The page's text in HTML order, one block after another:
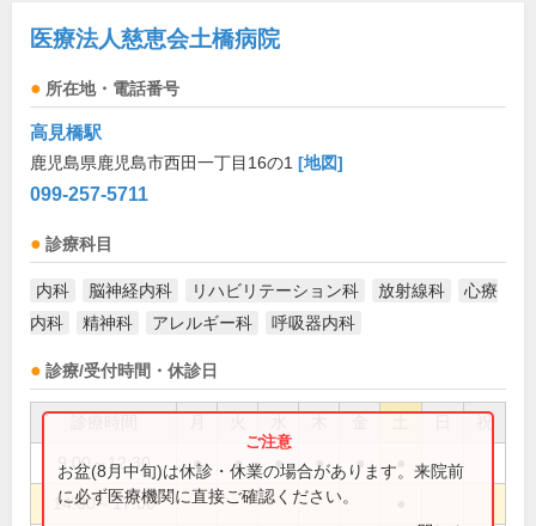
医療法人慈恵会土橋病院
所在地・電話番号
高見橋駅
鹿児島県鹿児島市西田一丁目16の1 [地図]
099-257-5711
診療科目
内科 脳神経内科 リハビリテーション科 放射線科
心療
内科
精神科 アレルギー科 呼吸器内科
診療/受付時間・休診日
祝
9:00～12:30 ● ● ● ● ●
14:00～17:00
お盆(8月中旬)は休診・休業の場合があります。来院前
に必ず医療機関に直接ご確認ください。